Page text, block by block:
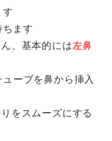
す
ます
、基本的には左鼻
ーブを鼻から挿入
をスムーズにする